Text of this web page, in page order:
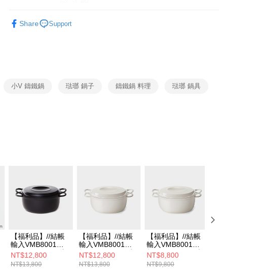
Share Support
小V 鑄鐵鍋 琺瑯 鍋子 鑄鐵鍋 料理 琺瑯 鍋具
【福利品】//結帳
輸入VMB8001享7
折// Vermicular琺
瑯鑄鐵鍋23CM(深
灰)
NT$12,800
NT$13,800
【福利品】//結帳
輸入VMB8001享7
折// Vermicular琺
瑯鑄鐵鍋23CM(米
白)
NT$12,800
NT$13,800
【福利品】//結帳
輸入VMB8001享7
折// Vermicular琺
瑯鑄鐵鍋19CM(米
白)
NT$8,800
NT$9,800